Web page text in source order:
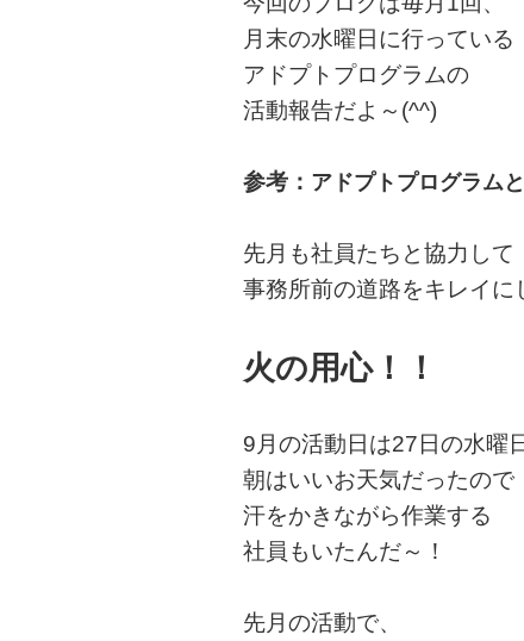
月末の水曜日に行っている
アドプトプログラムの
活動報告だよ～(^^)
参考： アドプトプログラム
先月も社員たちと協力して
事務所前の道路をキレイに
火の用心！！
9月の活動日は27日の水曜日
朝はいいお天気だったので
汗をかきながら作業する
社員もいたんだ～！
先月の活動で、